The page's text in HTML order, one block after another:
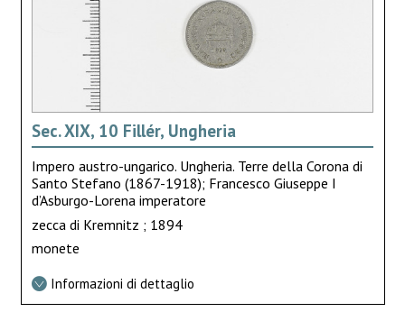
Sec. XIX, 10 Fillér, Ungheria
Impero austro-ungarico. Ungheria. Terre della Corona di
Santo Stefano (1867-1918); Francesco Giuseppe I
d’Asburgo-Lorena imperatore
zecca di Kremnitz ; 1894
monete
Informazioni di dettaglio